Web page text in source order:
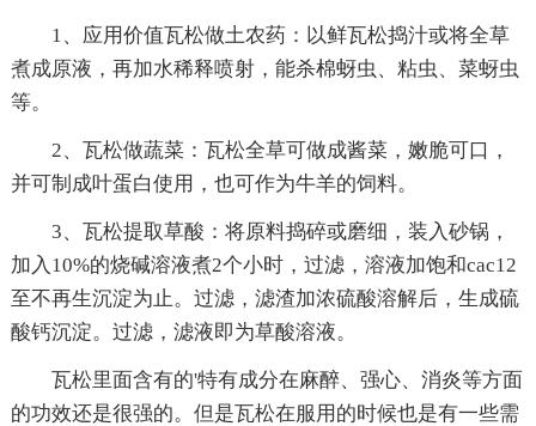
1、应用价值瓦松做土农药：以鲜瓦松捣汁或将全草
煮成原液，再加水稀释喷射，能杀棉蚜虫、粘虫、菜蚜虫
等。
2、瓦松做蔬菜：瓦松全草可做成酱菜，嫩脆可口，
并可制成叶蛋白使用，也可作为牛羊的饲料。
3、瓦松提取草酸：将原料捣碎或磨细，装入砂锅，
加入10%的烧碱溶液煮2个小时，过滤，溶液加饱和cac12
至不再生沉淀为止。过滤，滤渣加浓硫酸溶解后，生成硫
酸钙沉淀。过滤，滤液即为草酸溶液。
瓦松里面含有的'特有成分在麻醉、强心、消炎等方面
的功效还是很强的。但是瓦松在服用的时候也是有一些需